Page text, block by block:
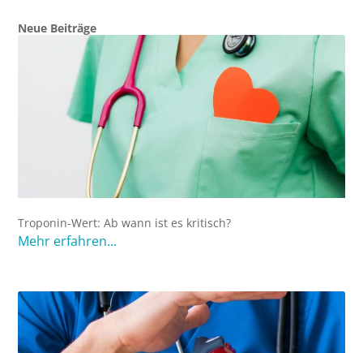
Neue Beiträge
Troponin-Wert: Ab wann ist es kritisch?
Mehr erfahren...